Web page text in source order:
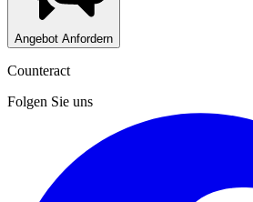
Angebot Anfordern
Counteract
Folgen Sie uns